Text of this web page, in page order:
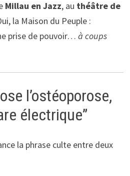
Millau en Jazz, au théâtre de
la Maison du Peuple :
prise de pouvoir… à coups
l’ostéoporose,
électrique”
la phrase culte entre deux